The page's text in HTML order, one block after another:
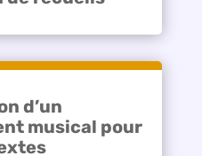
d’un
musical pour